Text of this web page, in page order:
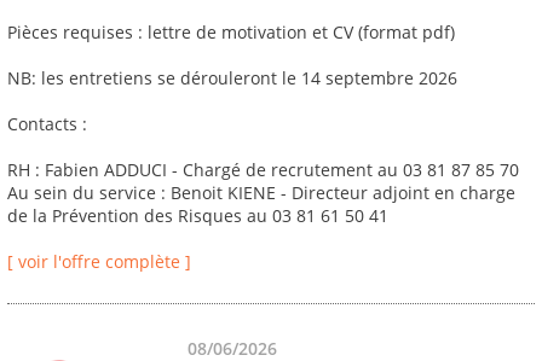
Pièces requises : lettre de motivation et CV (format pdf)
NB: les entretiens se dérouleront le 14 septembre 2026
Contacts :
RH : Fabien ADDUCI - Chargé de recrutement au 03 81 87 85 70
Au sein du service : Benoit KIENE - Directeur adjoint en charge
de la Prévention des Risques au 03 81 61 50 41
[ voir l'offre complète ]
08/06/2026